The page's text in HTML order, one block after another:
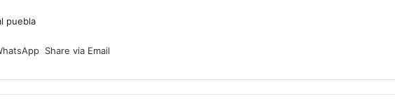
puebla
Share via Email